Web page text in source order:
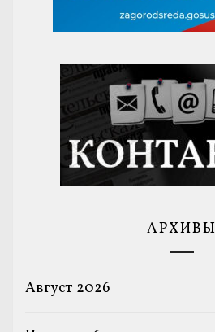
АРХИВЫ
Август 2026